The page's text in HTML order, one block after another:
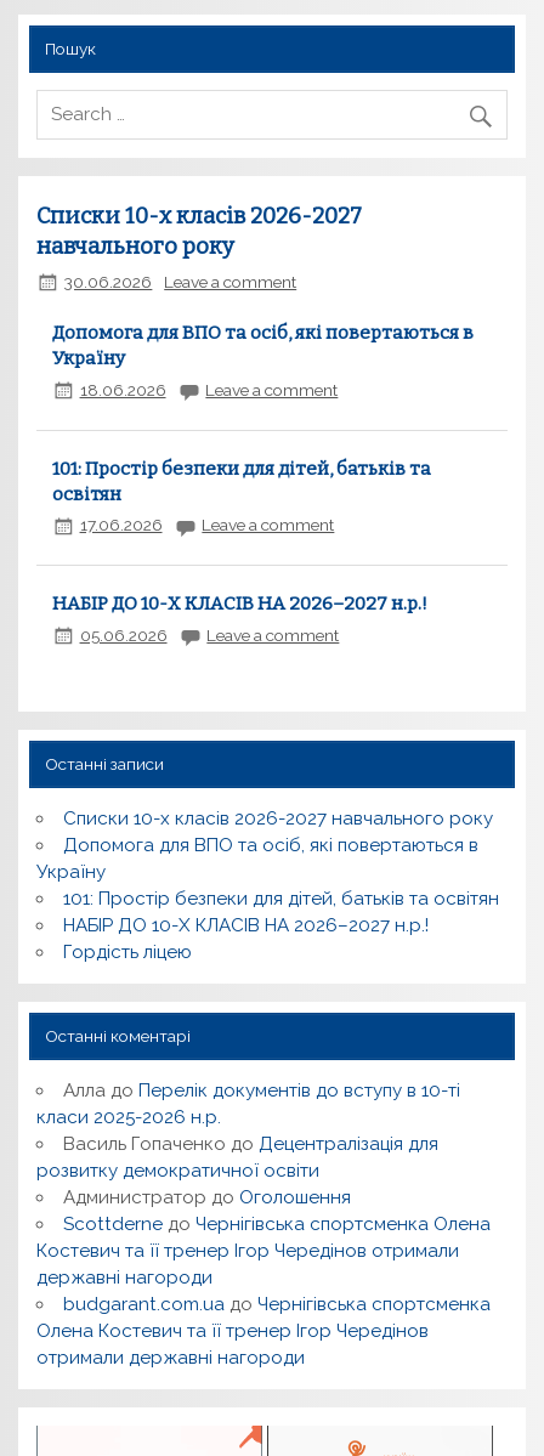
Пошук
Списки 10-х класів 2026-2027
навчального року
30.06.2026 Leave a comment
Допомога для ВПО та осіб, які повертаються в
Україну
18.06.2026 Leave a comment
101: Простір безпеки для дітей, батьків та
освітян
17.06.2026 Leave a comment
НАБІР ДО 10-Х КЛАСІВ НА 2026–2027 н.р.!
05.06.2026 Leave a comment
Останні записи
Списки 10-х класів 2026-2027 навчального року
Допомога для ВПО та осіб, які повертаються в
Україну
101: Простір безпеки для дітей, батьків та освітян
НАБІР ДО 10-Х КЛАСІВ НА 2026–2027 н.р.!
Гордість ліцею
Останні коментарі
Алладо Перелік документів до вступу в 10-ті
класи 2025-2026 н.р.
Василь Гопаченко до Децентралізація для
розвитку демократичної освіти
Администратор до Оголошення
Scottderneдо Чернігівська спортсменка Олена
Костевич та її тренер Ігор Чередінов отримали
державні нагороди
budgarant.com.uaдо Чернігівська спортсменка
Олена Костевич та її тренер Ігор Чередінов
отримали державні нагороди